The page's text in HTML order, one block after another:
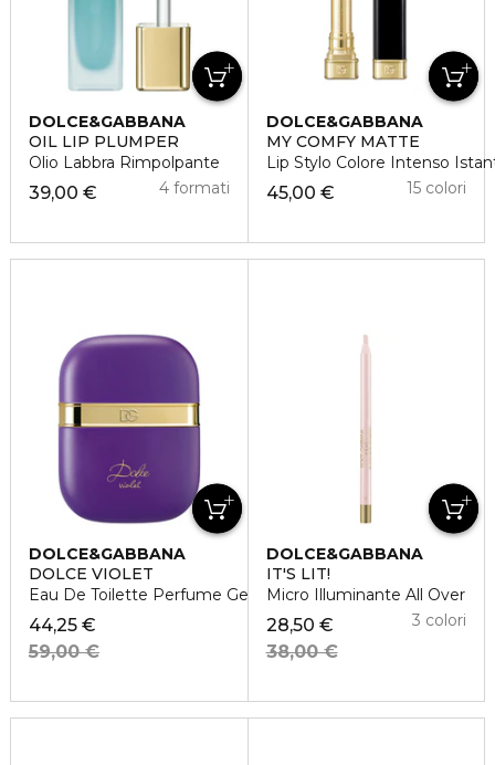
DOLCE&GABBANA
OIL LIP PLUMPER
Olio Labbra Rimpolpante
39,00 € 4 formati
DOLCE&GABBANA
MY COMFY MATTE
Lip Stylo Colore Intenso
45,00 € 15 colori
DOLCE&GABBANA
DOLCE VIOLET
Eau De Toilette Perfume Gel
44,25 €
59,00 €
DOLCE&GABBANA
IT'S LIT!
Micro Illuminante All Over
28,50 €
38,00 €
3 colori